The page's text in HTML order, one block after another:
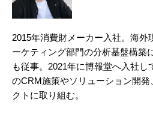
2015年消費財メーカー入社。海外
ーケティング部門の分析基盤構築
も従事。2021年に博報堂へ入社し
のCRM施策やソリューション開発
クトに取り組む。